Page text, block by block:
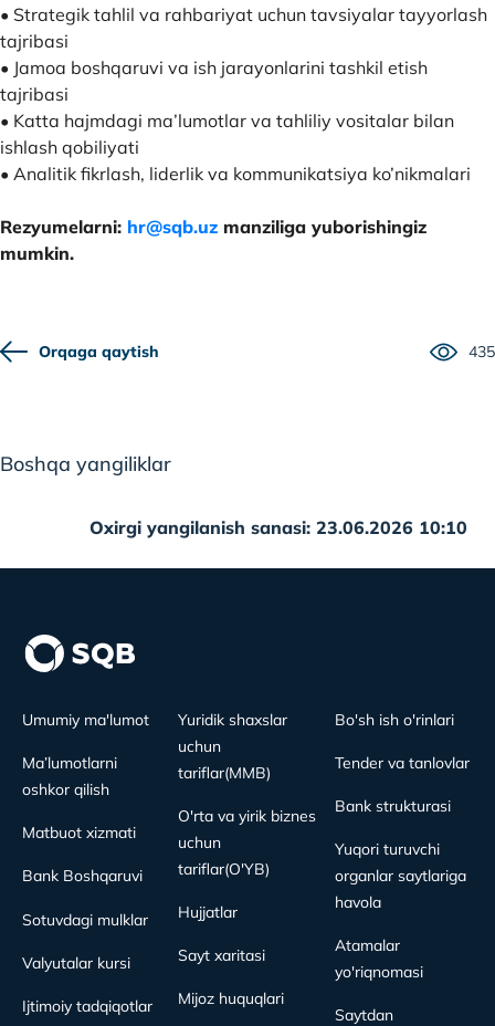
• Strategik tahlil va rahbariyat uchun tavsiyalar tayyorlash
tajribasi
• Jamoa boshqaruvi va ish jarayonlarini tashkil etish
tajribasi
• Katta hajmdagi ma’lumotlar va tahliliy vositalar bilan
ishlash qobiliyati
• Analitik fikrlash, liderlik va kommunikatsiya ko’nikmalari
Rezyumelarni: hr@sqb.uz manziliga yuborishingiz
mumkin.
Orqaga qaytish 435
Boshqa yangiliklar
Oxirgi yangilanish sanasi: 23.06.2026 10:10
Umumiy ma'lumot
Ma’lumotlarni
oshkor qilish
Matbuot xizmati
Bank Boshqaruvi
Sotuvdagi mulklar
Valyutalar kursi
Ijtimoiy tadqiqotlar
Yuridik shaxslar
uchun
tariflar(MMB)
O'rta va yirik biznes
uchun
tariflar(O'YB)
Hujjatlar
Sayt xaritasi
Mijoz huquqlari
Bo'sh ish o'rinlari
Tender va tanlovlar
Bank strukturasi
Yuqori turuvchi
organlar saytlariga
havola
Atamalar
yo'riqnomasi
Saytdan